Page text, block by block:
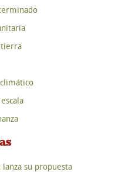
tierra
lanza su propuesta